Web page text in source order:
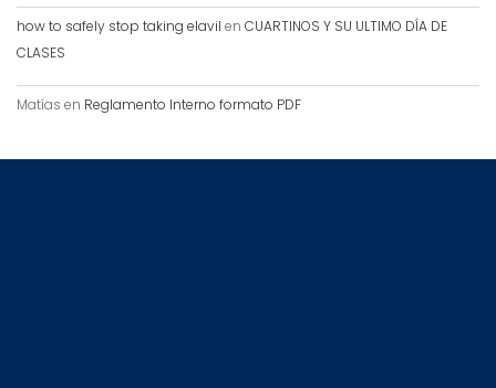
how to safely stop taking elavil en CUARTINOS Y SU ULTIMO DÍA DE
CLASES
Matías en Reglamento Interno formato PDF